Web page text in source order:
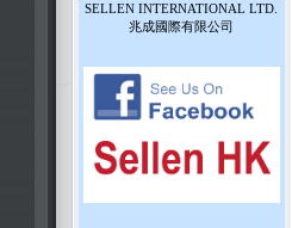
SELLEN INTERNATIONAL LTD.
兆成國際有限公司